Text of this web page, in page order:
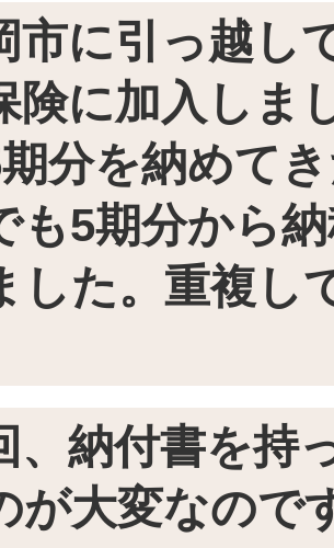
市に引っ越し
険に加入しま
分を納めて
も5期分から
した。重複し
、納付書を持
が大変なので